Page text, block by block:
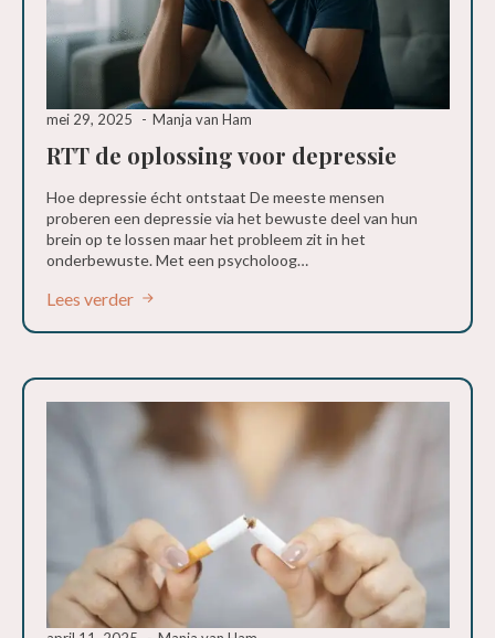
RTT de oplossing voor depressie
mei 29, 2025 Manja van Ham
Hoe depressie écht ontstaat De meeste mensen
proberen een depressie via het bewuste deel van hun
brein op te lossen maar het probleem zit in het
onderbewuste. Met een psycholoog…
Lees verder